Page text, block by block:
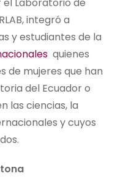
integró a
y estudiantes de la
quienes
de mujeres que han
del Ecuador o
las ciencias, la
y cuyos